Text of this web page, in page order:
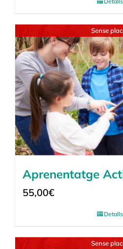
Sense
Aprenentatge
55,00€
Detalls
Sense